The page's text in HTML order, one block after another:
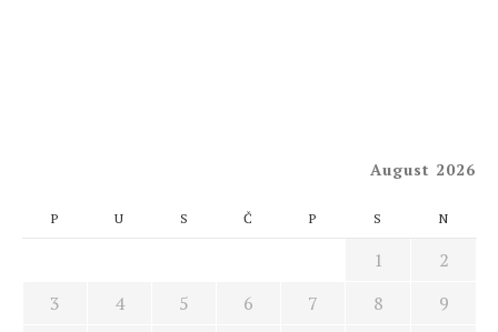
August 2026
P U S Č P S N
1
2
3
4 5 6 7 8
9